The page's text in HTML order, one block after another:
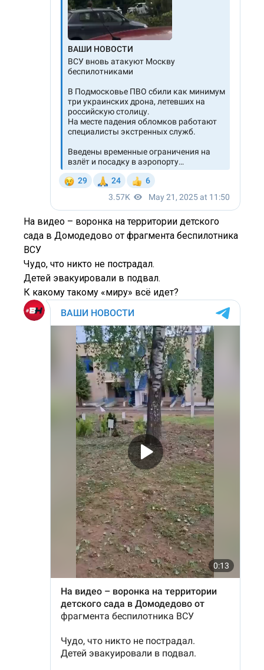
На видео – воронка на территории детского
сада в Домодедово от фрагмента беспилотника
ВСУ
Чудо, что никто не пострадал.
Детей эвакуировали в подвал.
К какому такому «миру» всё идет?